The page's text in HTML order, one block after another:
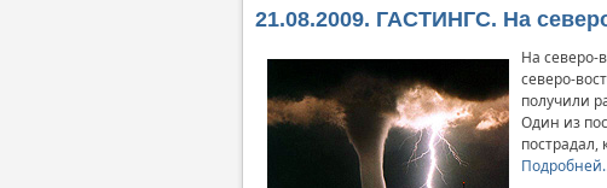
21.08.2009. ГАСТИНГС. На
На северо-
северо-
получили
Один из
пострадал,